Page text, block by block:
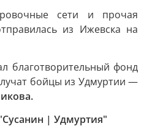
сети и прочая
из Ижевска на
благотворительный фонд
бойцы из Удмуртии —
| Удмуртия"